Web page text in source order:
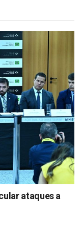
ataques a